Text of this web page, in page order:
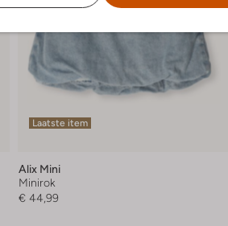
Laatste item
Alix Mini
Minirok
€ 44,99